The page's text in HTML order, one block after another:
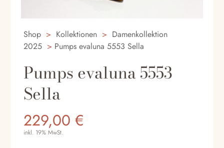
Shop > Kollektionen > Damenkollektion
2025 > Pumps evaluna 5553 Sella
Pumps evaluna 5553
Sella
229,00€
inkl. 19% MwSt.